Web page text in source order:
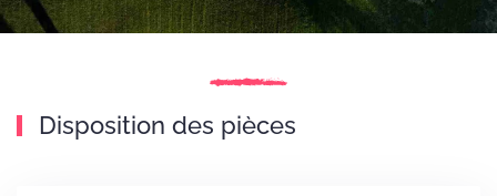
Disposition des pièces